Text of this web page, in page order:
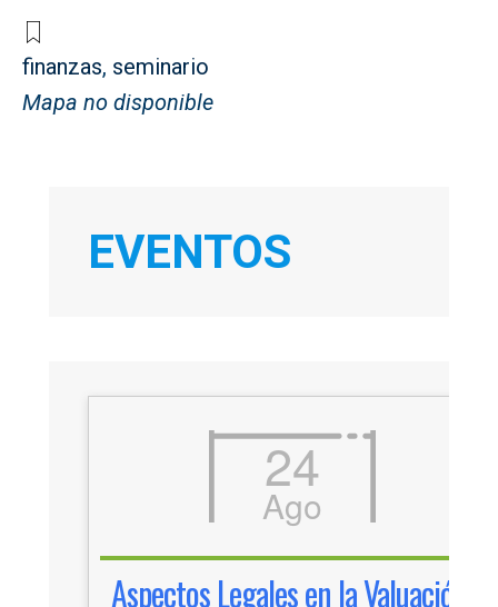
finanzas, seminario
Mapa no disponible
EVENTOS
24
Ago
Aspectos Legales en la Valuación